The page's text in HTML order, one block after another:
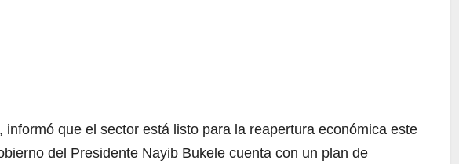
que el sector está listo para la reapertura económica este
del Presidente Nayib Bukele cuenta con un plan de